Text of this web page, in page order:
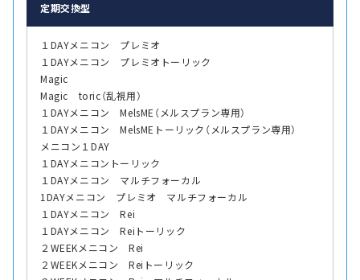
定期交換型
１DAYメニコン プレミオ
１DAYメニコン プレミオトーリック
Magic
Magic toric（乱視用）
１DAYメニコン MelsME（メルスプラン専用）
１DAYメニコン MelsMEトーリック（メルスプラン専用）
メニコン１DAY
１DAYメニコントーリック
１DAYメニコン マルチフォーカル
1DAYメニコン プレミオ マルチフォーカル
１DAYメニコン Rei
１DAYメニコン Reiトーリック
２WEEKメニコン Rei
２WEEKメニコン Reiトーリック